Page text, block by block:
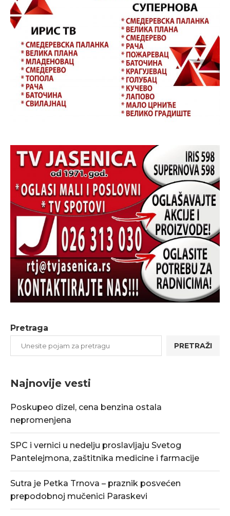
Pretraga
PRETRAŽI
Najnovije vesti
Poskupeo dizel, cena benzina ostala
nepromenjena
SPC i vernici u nedelju proslavljaju Svetog
Pantelejmona, zaštitnika medicine i farmacije
Sutra je Petka Trnova – praznik posvećen
prepodobnoj mučenici Paraskevi